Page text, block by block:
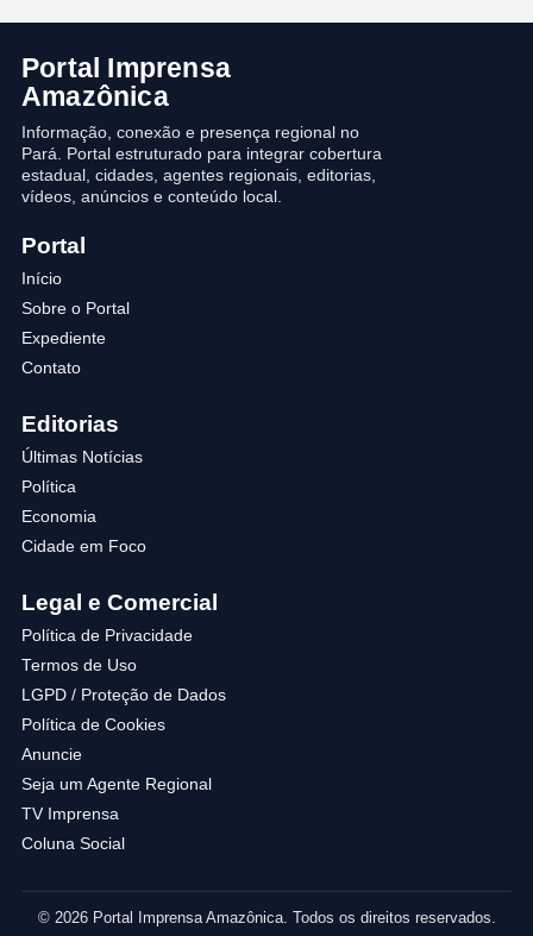
Portal Imprensa
Amazônica
Informação, conexão e presença regional no
Pará. Portal estruturado para integrar cobertura
estadual, cidades, agentes regionais, editorias,
vídeos, anúncios e conteúdo local.
Portal
Início
Sobre o Portal
Expediente
Contato
Editorias
Últimas Notícias
Política
Economia
Cidade em Foco
Legal e Comercial
Política de Privacidade
Termos de Uso
LGPD / Proteção de Dados
Política de Cookies
Anuncie
Seja um Agente Regional
TV Imprensa
Coluna Social
© 2026 Portal Imprensa Amazônica. Todos os direitos reservados.